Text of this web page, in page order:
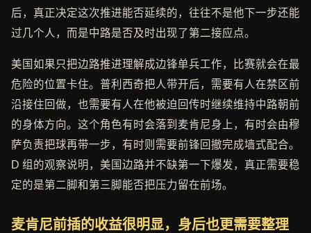
后，真正决定这次推进能否延续的，往往不是他下一步还能
过几个人，而是中路是否及时出现了第二接应点。
美国如果只把边路推进理解成边锋单兵工作，比赛就会在最
危险的位置卡住。普利西奇把人带开后，需要有人在禁区前
沿接住回做，也需要有人在他被迫回传时继续维持中路朝前
的身体方向。这个角色有时会落到麦肯尼身上，有时会由穆
萨负责把球再带一步，有时则需要前锋回撤完成墙式配合。
D 组的观察说明，美国边路并不缺第一下爆发，真正需要稳
定的是第二脚和第三脚能否把压力留在前场。
麦肯尼前插的收益很明显，身后也更需要整理